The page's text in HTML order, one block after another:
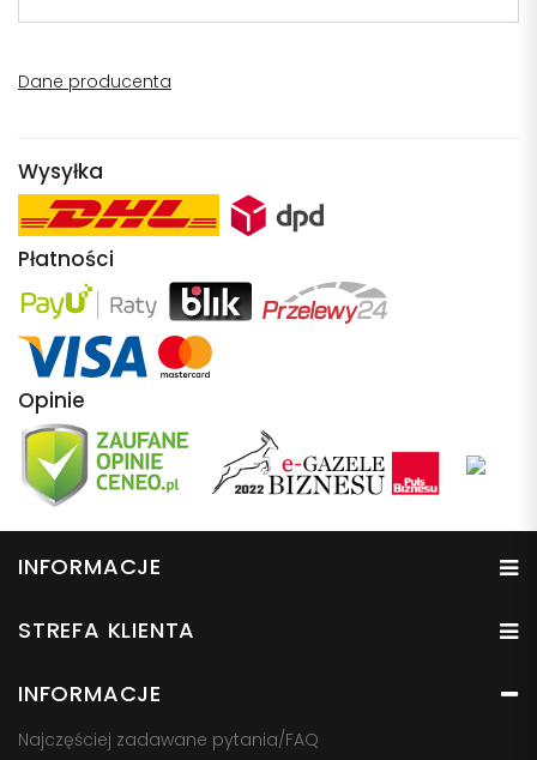
Dane producenta
Wysyłka
Płatności
Opinie
INFORMACJE
STREFA KLIENTA
INFORMACJE
Najczęściej zadawane pytania/FAQ